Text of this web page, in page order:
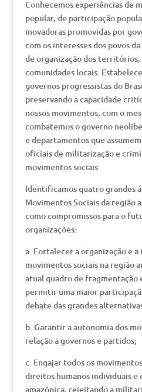
Conhecemos experiências de
popular, de participação
inovadoras promovidas por
com os interesses dos povos
de organização dos territórios,
comunidades locais.
governos progressistas do
preservando a capacidade
nossos movimentos, com o
combatemos o governo
e departamentos que
oficiais de militarização e
movimentos sociais
Identificamos quatro grandes
Movimentos Sociais da região
como compromissos para o
organizações:
a. Fortalecer a organização e
movimentos sociais na região
atual quadro de fragmentação
permitir uma maior
debate das grandes
b. Garantir a autonomia dos
relação a governos e partidos;
c. Engajar todos os
direitos humanos individuais e
amazônica, rejeitando a